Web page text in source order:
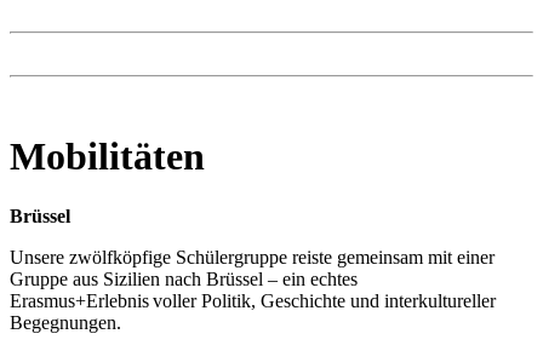
Mobilitäten
Brüssel
Unsere zwölfköpfige Schülergruppe reiste gemeinsam mit einer
Gruppe aus Sizilien nach Brüssel – ein echtes
Erasmus+Erlebnis voller Politik, Geschichte und interkultureller
Begegnungen.